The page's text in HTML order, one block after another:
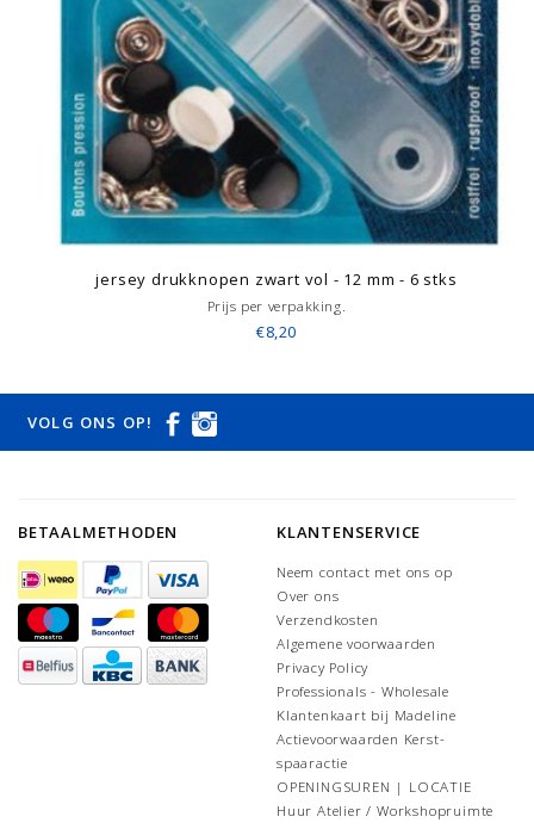
jersey drukknopen zwart vol - 12 mm - 6 stks
Prijs per verpakking.
€8,20
VOLG ONS OP!
BETAALMETHODEN KLANTENSERVICE
Neem contact met ons op
Over ons
Verzendkosten
Algemene voorwaarden
Privacy Policy
Professionals - Wholesale
Klantenkaart bij Madeline
Actievoorwaarden Kerst-
spaaractie
OPENINGSUREN | LOCATIE
Huur Atelier / Workshopruimte